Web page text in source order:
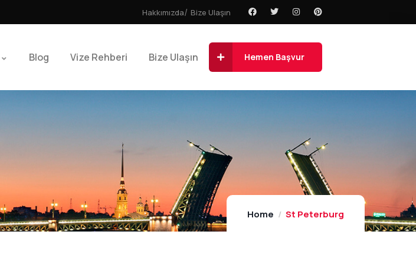
Hakkımızda Bize Ulaşın
Blog Vize Rehberi Bize Ulaşın Hemen Başvur
Home St Peterburg